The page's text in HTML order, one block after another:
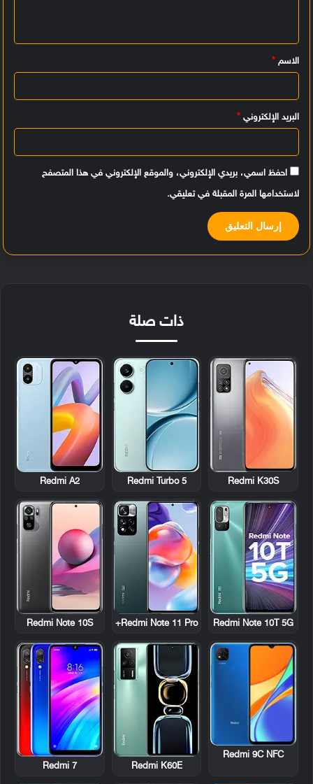
ي
ق
الاسم *
البريد الإلكتروني *
احفظ اسمي، بريدي الإلكتروني، والموقع الإلكتروني في هذا المتصفح
لاستخدامها المرة المقبلة في تعليقي.
ذات صلة
Redmi K30S
Redmi Turbo 5
Redmi A2
Redmi Note 10T 5G
Redmi Note 11 Pro+
Redmi Note 10S
Redmi 9C NFC
Redmi K60E
Redmi 7